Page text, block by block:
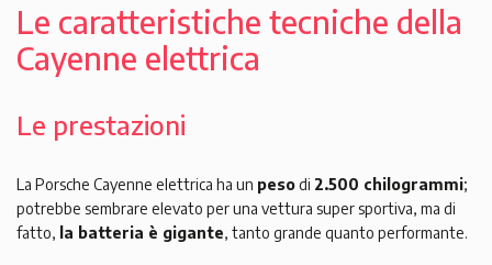
Le caratteristiche tecniche della
Cayenne elettrica
Le prestazioni
La Porsche Cayenne elettrica ha un pesodi 2.500 chilogrammi;
potrebbe sembrare elevato per una vettura super sportiva, ma di
fatto, la batteria è gigante, tanto grande quanto performante.